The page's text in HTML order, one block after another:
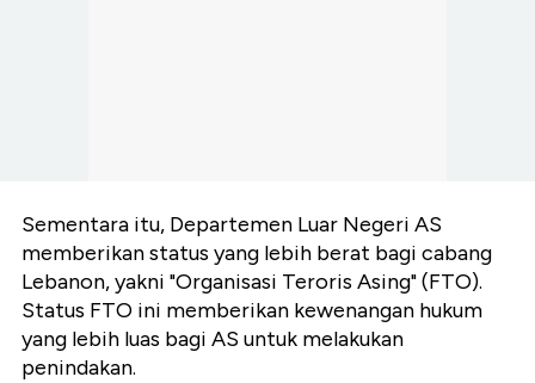
Sementara itu, Departemen Luar Negeri AS
memberikan status yang lebih berat bagi cabang
Lebanon, yakni "Organisasi Teroris Asing" (FTO).
Status FTO ini memberikan kewenangan hukum
yang lebih luas bagi AS untuk melakukan
penindakan.